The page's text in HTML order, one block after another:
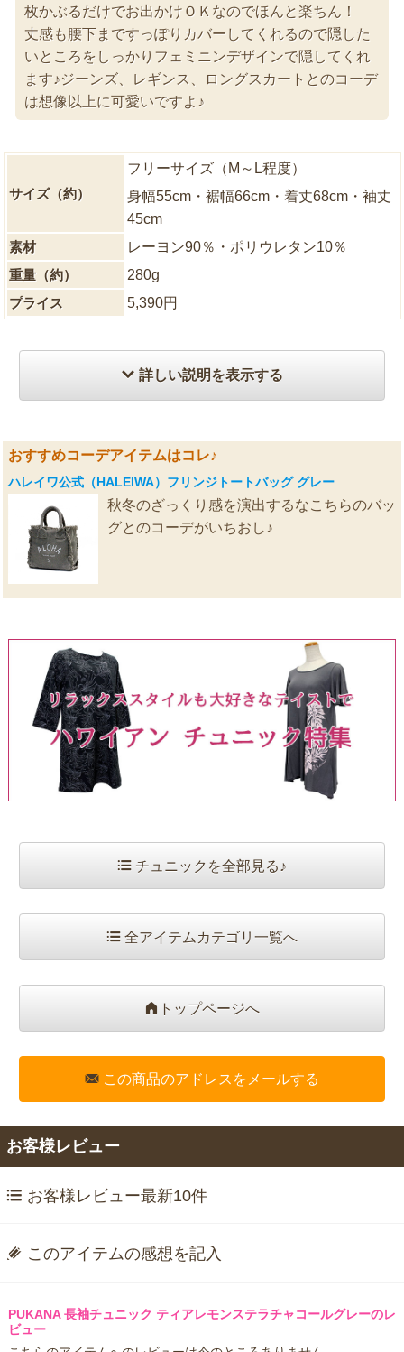
枚かぶるだけでお出かけＯＫなのでほんと楽ちん！
丈感も腰下まですっぽりカバーしてくれるので隠した
いところをしっかりフェミニンデザインで隠してくれ
ます♪ジーンズ、レギンス、ロングスカートとのコーデ
は想像以上に可愛いですよ♪
サイズ（約）
フリーサイズ（M～L程度）
身幅55cm・裾幅66cm・着丈68cm・袖丈
45cm
素材
レーヨン90％・ポリウレタン10％
重量（約）
280g
プライス
5,390円
詳しい説明を表示する
おすすめコーデアイテムはコレ♪
ハレイワ公式（HALEIWA）フリンジトートバッグ グレー
秋冬のざっくり感を演出するなこちらのバッ
グとのコーデがいちおし♪
チュニックを全部見る♪
全アイテムカテゴリ一覧へ
トップページへ
この商品のアドレスをメールする
お客様レビュー
お客様レビュー最新10件
このアイテムの感想を記入
PUKANA 長袖チュニック ティアレモンステラチャコールグレーのレ
ビュー